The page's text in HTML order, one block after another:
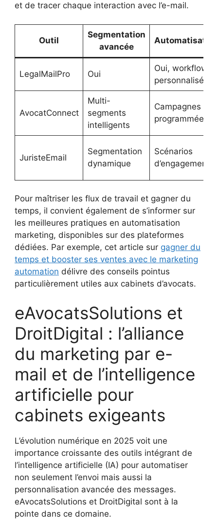
et de tracer chaque interaction avec l’e-mail.
Outil
Segmentation
avancée
Automatisation
LegalMailPro Oui
Oui, workflow
personnalisé
AvocatConnect
Multi-
segments
intelligents
Campagnes
programmées
JuristeEmail
Segmentation
dynamique
Scénarios
d’engagement
Pour maîtriser les flux de travail et gagner du
temps, il convient également de s’informer sur
les meilleures pratiques en automatisation
marketing, disponibles sur des plateformes
dédiées. Par exemple, cet article sur gagner du
temps et booster ses ventes avec le marketing
automation délivre des conseils pointus
particulièrement utiles aux cabinets d’avocats.
eAvocatsSolutions et
DroitDigital : l’alliance
du marketing par e-
mail et de l’intelligence
artificielle pour
cabinets exigeants
L’évolution numérique en 2025 voit une
importance croissante des outils intégrant de
l’intelligence artificielle (IA) pour automatiser
non seulement l’envoi mais aussi la
personnalisation avancée des messages.
eAvocatsSolutions et DroitDigital sont à la
pointe dans ce domaine.